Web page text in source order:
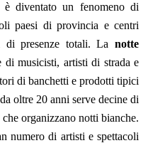
è diventato un fenomeno di
paesi di provincia e centri
presenze totali. La notte
di musicisti, artisti di strada e
di banchetti e prodotti tipici
da oltre 20 anni serve decine di
organizzano notti bianche.
numero di artisti e spettacoli